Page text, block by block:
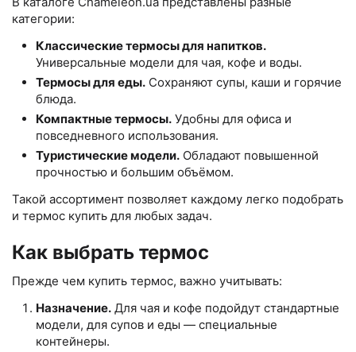
категории:
Классические термосы для напитков.
Универсальные модели для чая, кофе и воды.
Термосы для еды. Сохраняют супы, каши и горячие
блюда.
Компактные термосы. Удобны для офиса и
повседневного использования.
Туристические модели. Обладают повышенной
прочностью и большим объёмом.
Такой ассортимент позволяет каждому легко подобрать
и термос купить для любых задач.
Как выбрать термос
Прежде чем купить термос, важно учитывать:
Назначение. Для чая и кофе подойдут стандартные
модели, для супов и еды — специальные
контейнеры.